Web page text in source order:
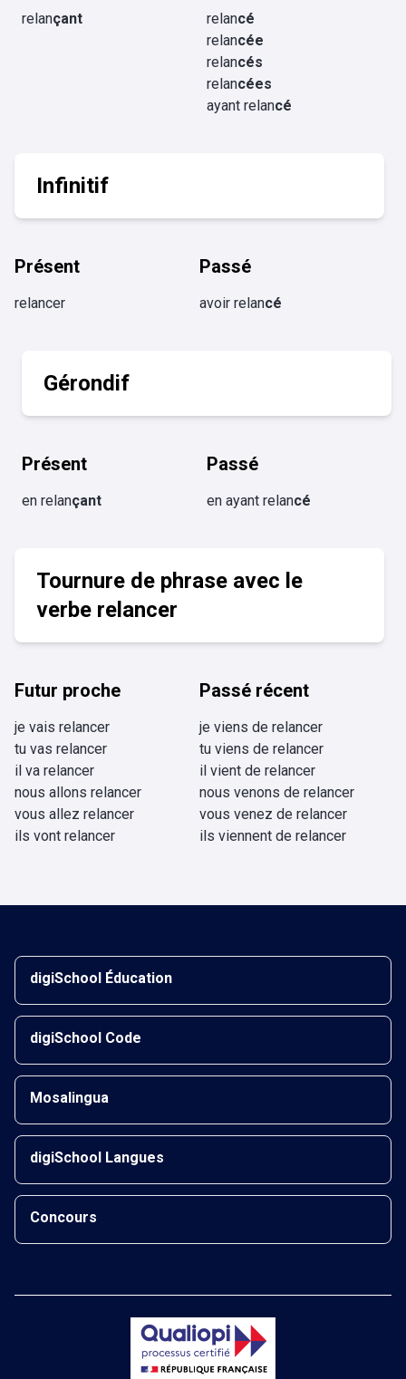
relançant relancé
relancée
relancés
relancées
ayant relancé
Infinitif
Présent
relancer
Passé
avoir relancé
Gérondif
Présent
en relançant
Passé
en ayant relancé
Tournure de phrase avec le
verbe relancer
Futur proche
je vais relancer
tu vas relancer
il va relancer
nous allons relancer
vous allez relancer
ils vont relancer
Passé récent
je viens de relancer
tu viens de relancer
il vient de relancer
nous venons de relancer
vous venez de relancer
ils viennent de relancer
digiSchool Éducation
digiSchool Code
Mosalingua
digiSchool Langues
Concours